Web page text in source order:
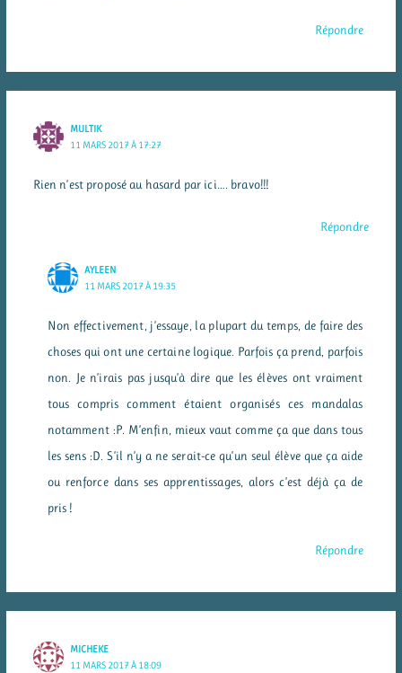
Répondre
MULTIK
11 MARS 2017 À 17:27
Rien n’est proposé au hasard par ici…. bravo!!!
Répondre
AYLEEN
11 MARS 2017 À 19:35
Non effectivement, j’essaye, la plupart du temps, de faire des
choses qui ont une certaine logique. Parfois ça prend, parfois
non. Je n’irais pas jusqu’à dire que les élèves ont vraiment
tous compris comment étaient organisés ces mandalas
notamment :P. M’enfin, mieux vaut comme ça que dans tous
les sens :D. S’il n’y a ne serait-ce qu’un seul élève que ça aide
ou renforce dans ses apprentissages, alors c’est déjà ça de
pris !
Répondre
MICHEKE
11 MARS 2017 À 18:09